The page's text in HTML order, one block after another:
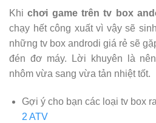
Khichơi game trên tv box
chạy hết công xuất vì vậy sẽ
những tv box androdi giá rẻ sẽ
đén đơ máy. Lời khuyên là
nhôm vừa sang vừa tản nhiệt tốt.
Gợi ý cho bạn các loại tv box
2 ATV